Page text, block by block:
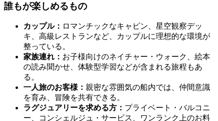
誰もが楽しめるもの
カップル： ロマンチックなキャビン、星空観察デッ
キ、高級レストランなど、カップルに理想的な環境が
整っている。
家族連れ： お子様向けのネイチャー・ウォーク、絵本
の読み聞かせ、体験型学習などが含まれる旅程もあ
る。
一人旅のお客様： 親密な雰囲気の船内では、仲間意識
を育み、冒険を共有できる。
ラグジュアリーを求める方： プライベート・バルコニ
ー、コンシェルジュ・サービス、ワンランク上のお料